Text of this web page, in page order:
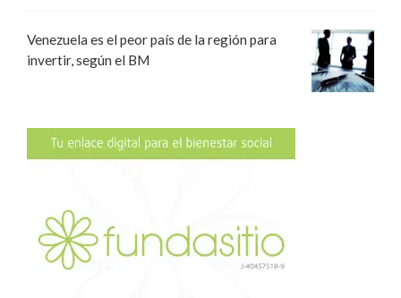
Venezuela es el peor país de la región para
invertir, según el BM